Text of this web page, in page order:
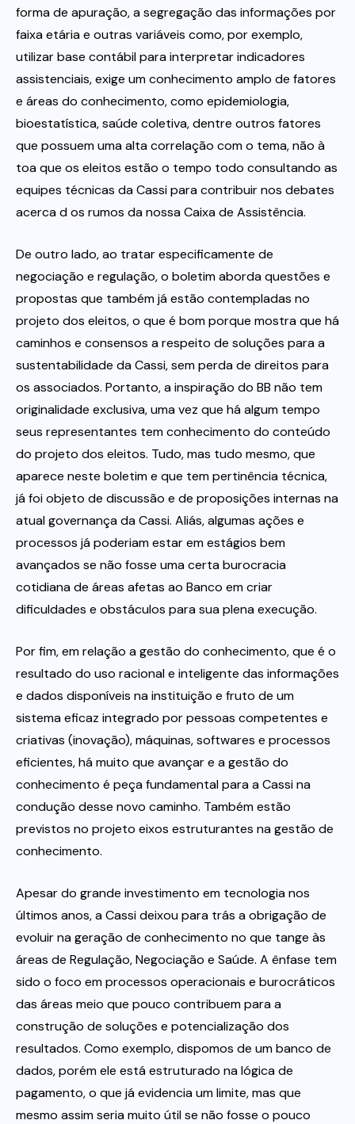
forma de apuração, a segregação das informações por
faixa etária e outras variáveis como, por exemplo,
utilizar base contábil para interpretar indicadores
assistenciais, exige um conhecimento amplo de fatores
e áreas do conhecimento, como epidemiologia,
bioestatística, saúde coletiva, dentre outros fatores
que possuem uma alta correlação com o tema, não à
toa que os eleitos estão o tempo todo consultando as
equipes técnicas da Cassi para contribuir nos debates
acerca d os rumos da nossa Caixa de Assistência.
De outro lado, ao tratar especificamente de
negociação e regulação, o boletim aborda questões e
propostas que também já estão contempladas no
projeto dos eleitos, o que é bom porque mostra que há
caminhos e consensos a respeito de soluções para a
sustentabilidade da Cassi, sem perda de direitos para
os associados. Portanto, a inspiração do BB não tem
originalidade exclusiva, uma vez que há algum tempo
seus representantes tem conhecimento do conteúdo
do projeto dos eleitos. Tudo, mas tudo mesmo, que
aparece neste boletim e que tem pertinência técnica,
já foi objeto de discussão e de proposições internas na
atual governança da Cassi. Aliás, algumas ações e
processos já poderiam estar em estágios bem
avançados se não fosse uma certa burocracia
cotidiana de áreas afetas ao Banco em criar
dificuldades e obstáculos para sua plena execução.
Por fim, em relação a gestão do conhecimento, que é o
resultado do uso racional e inteligente das informações
e dados disponíveis na instituição e fruto de um
sistema eficaz integrado por pessoas competentes e
criativas (inovação), máquinas, softwares e processos
eficientes, há muito que avançar e a gestão do
conhecimento é peça fundamental para a Cassi na
condução desse novo caminho. Também estão
previstos no projeto eixos estruturantes na gestão de
conhecimento.
Apesar do grande investimento em tecnologia nos
últimos anos, a Cassi deixou para trás a obrigação de
evoluir na geração de conhecimento no que tange às
áreas de Regulação, Negociação e Saúde. A ênfase tem
sido o foco em processos operacionais e burocráticos
das áreas meio que pouco contribuem para a
construção de soluções e potencialização dos
resultados. Como exemplo, dispomos de um banco de
dados, porém ele está estruturado na lógica de
pagamento, o que já evidencia um limite, mas que
mesmo assim seria muito útil se não fosse o pouco